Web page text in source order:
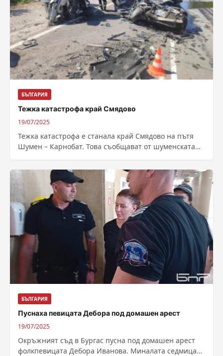
БЪЛГАРИЯ
Тежка катастрофа край Смядово
19/07/2025
Тежка катастрофа е станала край Смядово на пътя
Шумен – Карнобат. Това съобщават от шуменската
БЪЛГАРИЯ
Пуснаха певицата Дебора под домашен арест
19/07/2025
Окръжният съд в Бургас пусна под домашен арест
фолкпевицата Дебора Иванова. Миналата седмица